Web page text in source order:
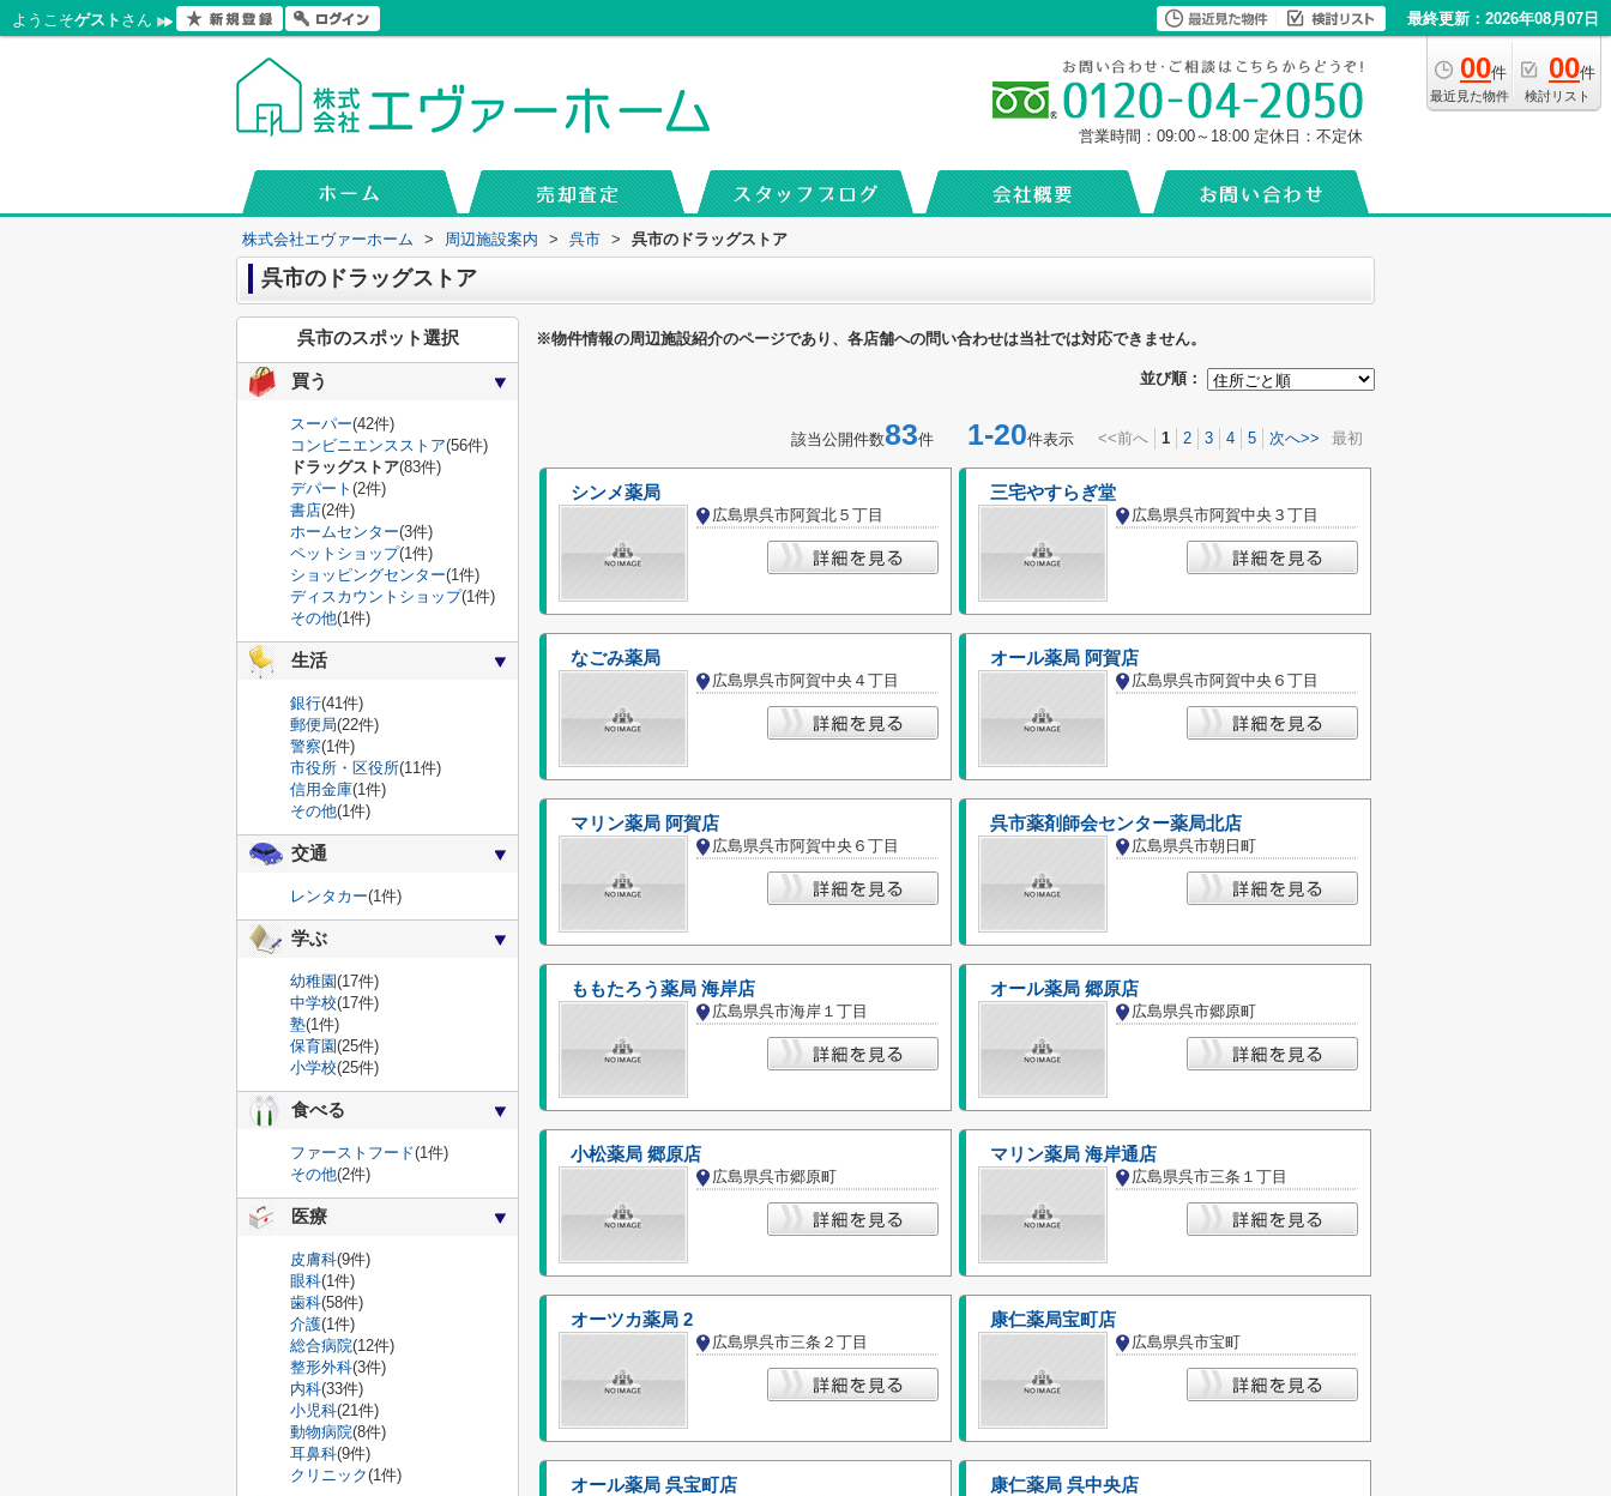
ようこそゲスト さん 最終更新：2026年08月07日
00件
最近見た物件
00件
検討リスト
営業時間：09:00～18:00 定休日：不定休
株式会社エヴァーホーム > 周辺施設案内 > 呉市 > 呉市のドラッグストア
呉市のドラッグストア
※物件情報の周辺施設紹介のページであり、各店舗への問い合わせは当社では対応できません。
並び順：
該当公開件数83件 1-20件表示 <<前へ 1 2 3 4 5 次へ>> 最初
シンメ薬局
広島県呉市阿賀北５丁目
三宅やすらぎ堂
広島県呉市阿賀中央３丁目
なごみ薬局
広島県呉市阿賀中央４丁目
オール薬局 阿賀店
広島県呉市阿賀中央６丁目
マリン薬局 阿賀店
広島県呉市阿賀中央６丁目
呉市薬剤師会センター薬局北店
広島県呉市朝日町
ももたろう薬局 海岸店
広島県呉市海岸１丁目
オール薬局 郷原店
広島県呉市郷原町
小松薬局 郷原店
広島県呉市郷原町
マリン薬局 海岸通店
広島県呉市三条１丁目
オーツカ薬局 2
広島県呉市三条２丁目
康仁薬局宝町店
広島県呉市宝町
オール薬局 呉宝町店 康仁薬局 呉中央店
呉市のスポット選択
買う
スーパー(42件)
コンビニエンスストア(56件)
ドラッグストア(83件)
デパート (2件)
書店(2件)
ホームセンター(3件)
ペットショップ(1件)
ショッピングセンター(1件)
ディスカウントショップ(1件)
その他(1件)
生活
銀行(41件)
郵便局(22件)
警察(1件)
市役所・区役所(11件)
信用金庫(1件)
その他(1件)
交通
レンタカー(1件)
学ぶ
幼稚園(17件)
中学校(17件)
塾(1件)
保育園(25件)
小学校(25件)
食べる
ファーストフード(1件)
その他(2件)
医療
皮膚科(9件)
眼科(1件)
歯科(58件)
介護(1件)
総合病院(12件)
整形外科(3件)
内科(33件)
小児科(21件)
動物病院(8件)
耳鼻科(9件)
クリニック(1件)